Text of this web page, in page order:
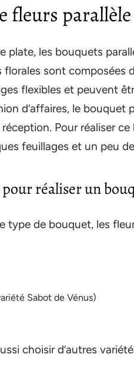
fleurs parallèle
plate, les bouquets
sont composées
flexibles et peuvent
d’affaires, le
Pour réaliser
feuillages et un peu
réaliser un
type de bouquet, les
Sabot de Vénus)
choisir d’autres